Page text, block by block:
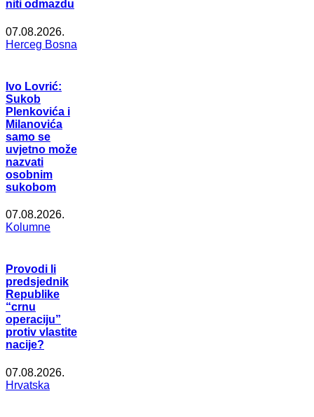
niti odmazdu
07.08.2026.
Herceg Bosna
Ivo Lovrić:
Sukob
Plenkovića i
Milanovića
samo se
uvjetno može
nazvati
osobnim
sukobom
07.08.2026.
Kolumne
Provodi li
predsjednik
Republike
“crnu
operaciju”
protiv vlastite
nacije?
07.08.2026.
Hrvatska